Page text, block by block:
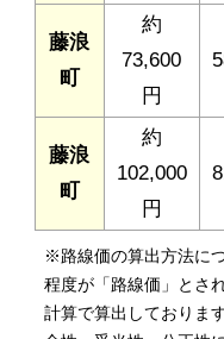
藤浪
町
約
73,600
円
藤浪
町
約
102,000
円
※路線価の算出方法に
程度が「路線価」とさ
計算で算出しておりま